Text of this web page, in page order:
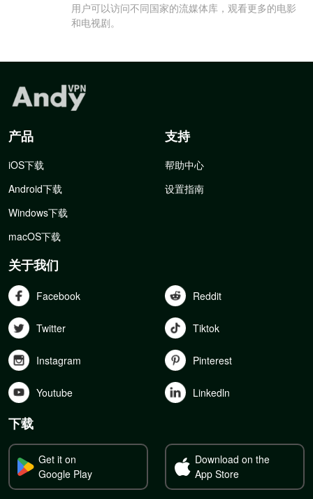
用户可以访问不同国家的流媒体库，观看更多的电影
和电视剧。
产品
iOS下载
Android下载
Windows下载
macOS下载
支持
帮助中心
设置指南
关于我们
Facebook Reddit
Twitter Tiktok
Instagram Pinterest
Youtube Linkedln
下载
Get it on
Google Play
Download on the
App Store